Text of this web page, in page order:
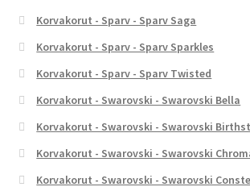
Korvakorut - Sparv - Sparv Saga
Korvakorut - Sparv - Sparv Sparkles
Korvakorut - Sparv - Sparv Twisted
Korvakorut - Swarovski - Swarovski Bella
Korvakorut - Swarovski - Swarovski
Korvakorut - Swarovski - Swarovski
Korvakorut - Swarovski - Swarovski